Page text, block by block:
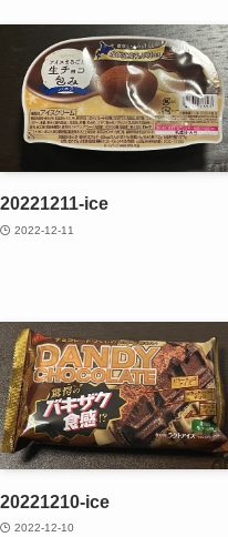
20221211-ice
2022-12-11
20221210-ice
2022-12-10